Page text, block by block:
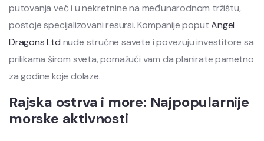
putovanja već i u nekretnine na međunarodnom tržištu,
postoje specijalizovani resursi. Kompanije poputAngel
Dragons Ltd nude stručne savete i povezuju investitore sa
prilikama širom sveta, pomažući vam da planirate pametno
za godine koje dolaze.
Rajska ostrva i more: Najpopularnije
morske aktivnosti